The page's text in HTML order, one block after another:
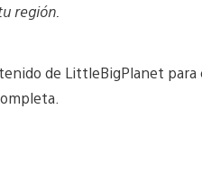
región.
de LittleBigPlanet para